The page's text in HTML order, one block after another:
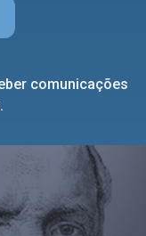
comunicações